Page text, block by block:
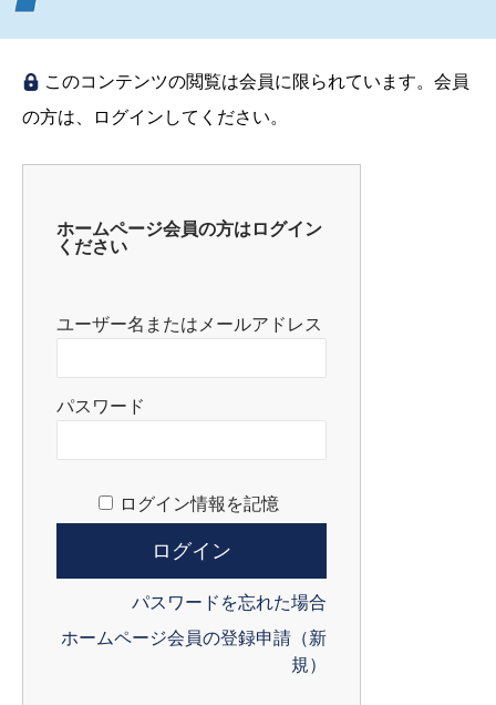
このコンテンツの閲覧は会員に限られています。会員
の方は、ログインしてください。
ホームページ会員の方はログイン
ください
ユーザー名またはメールアドレス
パスワード
ログイン情報を記憶
パスワードを忘れた場合
ホームページ会員の登録申請（新
規）